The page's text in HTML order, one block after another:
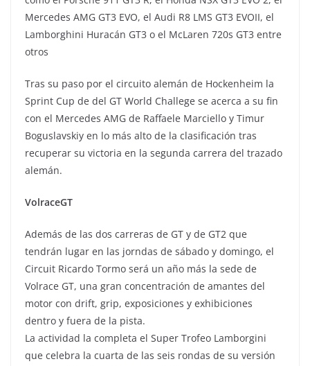
Mercedes AMG GT3 EVO, el Audi R8 LMS GT3 EVOII, el
Lamborghini Huracán GT3 o el McLaren 720s GT3 entre
otros
Tras su paso por el circuito alemán de Hockenheim la
Sprint Cup de del GT World Challege se acerca a su fin
con el Mercedes AMG de Raffaele Marciello y Timur
Boguslavskiy en lo más alto de la clasificación tras
recuperar su victoria en la segunda carrera del trazado
alemán.
VolraceGT
Además de las dos carreras de GT y de GT2 que
tendrán lugar en las jorndas de sábado y domingo, el
Circuit Ricardo Tormo será un año más la sede de
Volrace GT, una gran concentración de amantes del
motor con drift, grip, exposiciones y exhibiciones
dentro y fuera de la pista.
La actividad la completa el Super Trofeo Lamborgini
que celebra la cuarta de las seis rondas de su versión